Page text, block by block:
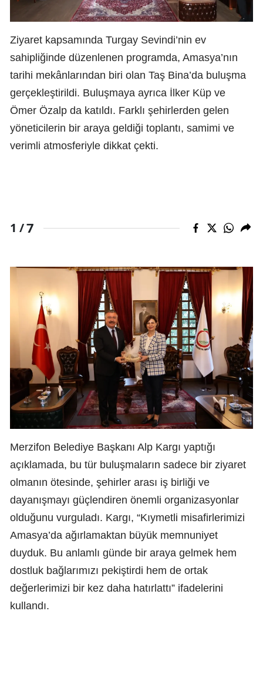
Ziyaret kapsamında Turgay Sevindi’nin ev
sahipliğinde düzenlenen programda, Amasya’nın
tarihi mekânlarından biri olan Taş Bina’da buluşma
gerçekleştirildi. Buluşmaya ayrıca İlker Küp ve
Ömer Özalp da katıldı. Farklı şehirlerden gelen
yöneticilerin bir araya geldiği toplantı, samimi ve
verimli atmosferiyle dikkat çekti.
1 /7
Merzifon Belediye Başkanı Alp Kargı yaptığı
açıklamada, bu tür buluşmaların sadece bir ziyaret
olmanın ötesinde, şehirler arası iş birliği ve
dayanışmayı güçlendiren önemli organizasyonlar
olduğunu vurguladı. Kargı, “Kıymetli misafirlerimizi
Amasya’da ağırlamaktan büyük memnuniyet
duyduk. Bu anlamlı günde bir araya gelmek hem
dostluk bağlarımızı pekiştirdi hem de ortak
değerlerimizi bir kez daha hatırlattı” ifadelerini
kullandı.